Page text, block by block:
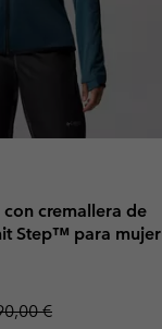
cremallera de
Step™ para mujer
sale price:
price:
€